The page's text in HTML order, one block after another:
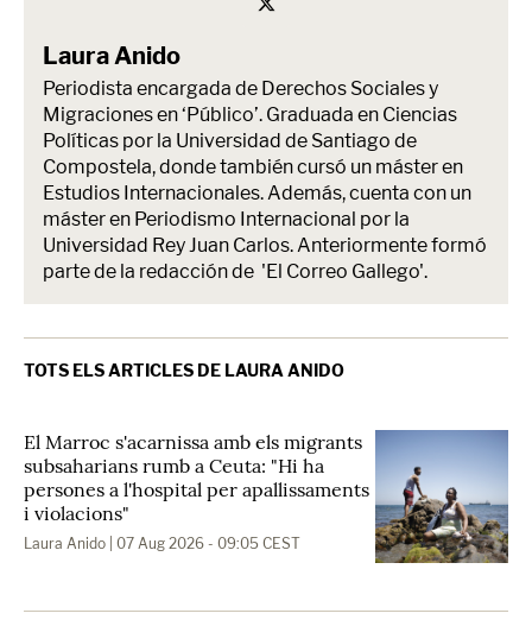
Laura Anido
Periodista encargada de Derechos Sociales y
Migraciones en ‘Público’. Graduada en Ciencias
Políticas por la Universidad de Santiago de
Compostela, donde también cursó un máster en
Estudios Internacionales. Además, cuenta con un
máster en Periodismo Internacional por la
Universidad Rey Juan Carlos. Anteriormente formó
parte de la redacción de 'El Correo Gallego'.
TOTS ELS ARTICLES DE LAURA ANIDO
El Marroc s'acarnissa amb els migrants
subsaharians rumb a Ceuta: "Hi ha
persones a l'hospital per apallissaments
i violacions"
Laura Anido | 07 Aug 2026 - 09:05 CEST